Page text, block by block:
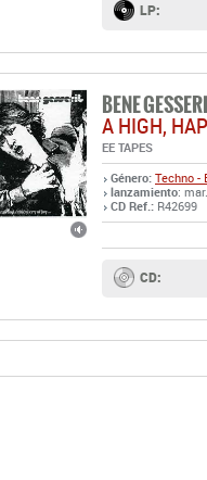
LP:
BENE
A HIGH,
EE TAPES
Género: Techno -
lanzamiento:
CD Ref.: R42699
CD: